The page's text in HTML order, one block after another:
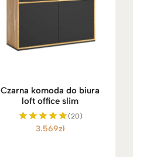
Czarna komoda do biura
loft office slim
Oceniono
(20)
3.569zł